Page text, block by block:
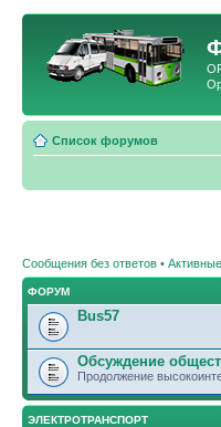
Список форумов
Сообщения без ответов •
ФОРУМ
Bus57
Обсуждение
Продолжение
ЭЛЕКТРОТРАНСПОРТ